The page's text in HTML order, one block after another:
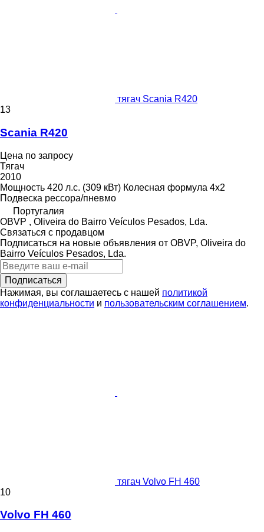
тягач Scania R420
13
Scania R420
Цена по запросу
Тягач
2010
Мощность 420 л.с. (309 кВт) Колесная формула 4x2
Подвеска рессора/пневмо
Португалия
OBVP , Oliveira do Bairro Veículos Pesados, Lda.
Связаться с продавцом
Подписаться на новые объявления от OBVP, Oliveira do
Bairro Veículos Pesados, Lda.
Подписаться
Нажимая, вы соглашаетесь с нашей политикой
конфиденциальности и пользовательским соглашением.
тягач Volvo FH 460
10
Volvo FH 460